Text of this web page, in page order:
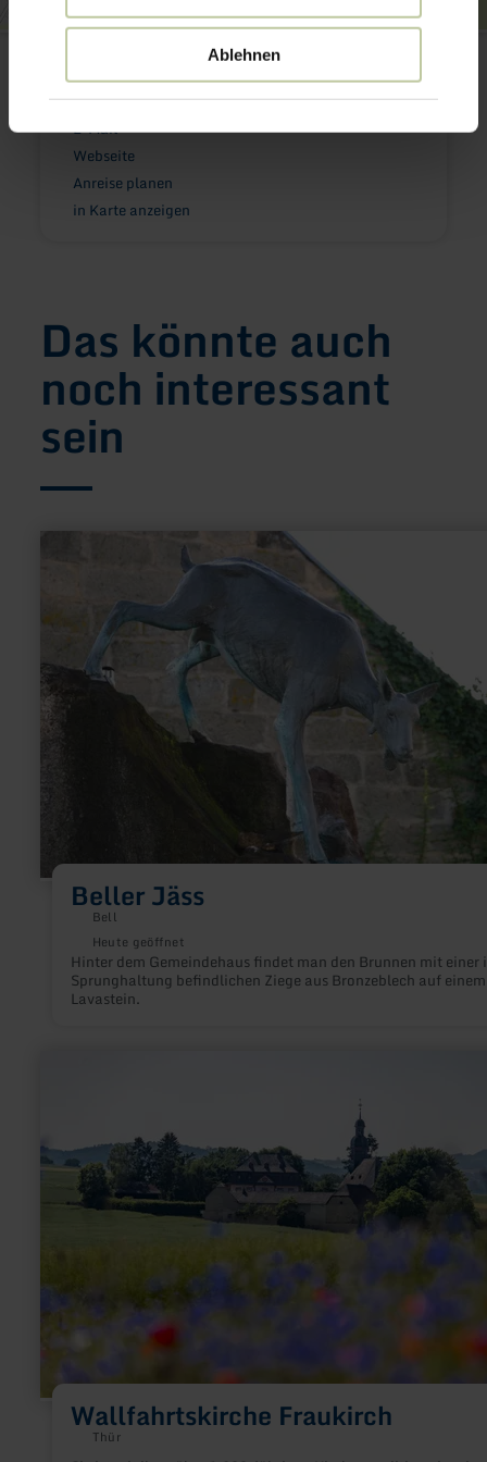
Ablehnen
56743 Mendig
(0049) 2636 19433
E-Mail
Webseite
Anreise planen
in Karte anzeigen
Das könnte auch
noch interessant
sein
Beller Jäss
Bell
Heute geöffnet
Hinter dem Gemeindehaus findet man den Brunnen mit einer
Sprunghaltung befindlichen Ziege aus Bronzeblech auf einem
Lavastein.
Wallfahrtskirche Fraukirch
Thür